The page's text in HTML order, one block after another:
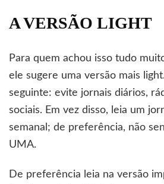
A VERSÃO LIGHT
Para quem achou isso tudo
ele sugere uma versão mais
seguinte: evite jornais diários,
sociais. Em vez disso, leia um
semanal; de preferência, não
UMA.
De preferência leia na versão